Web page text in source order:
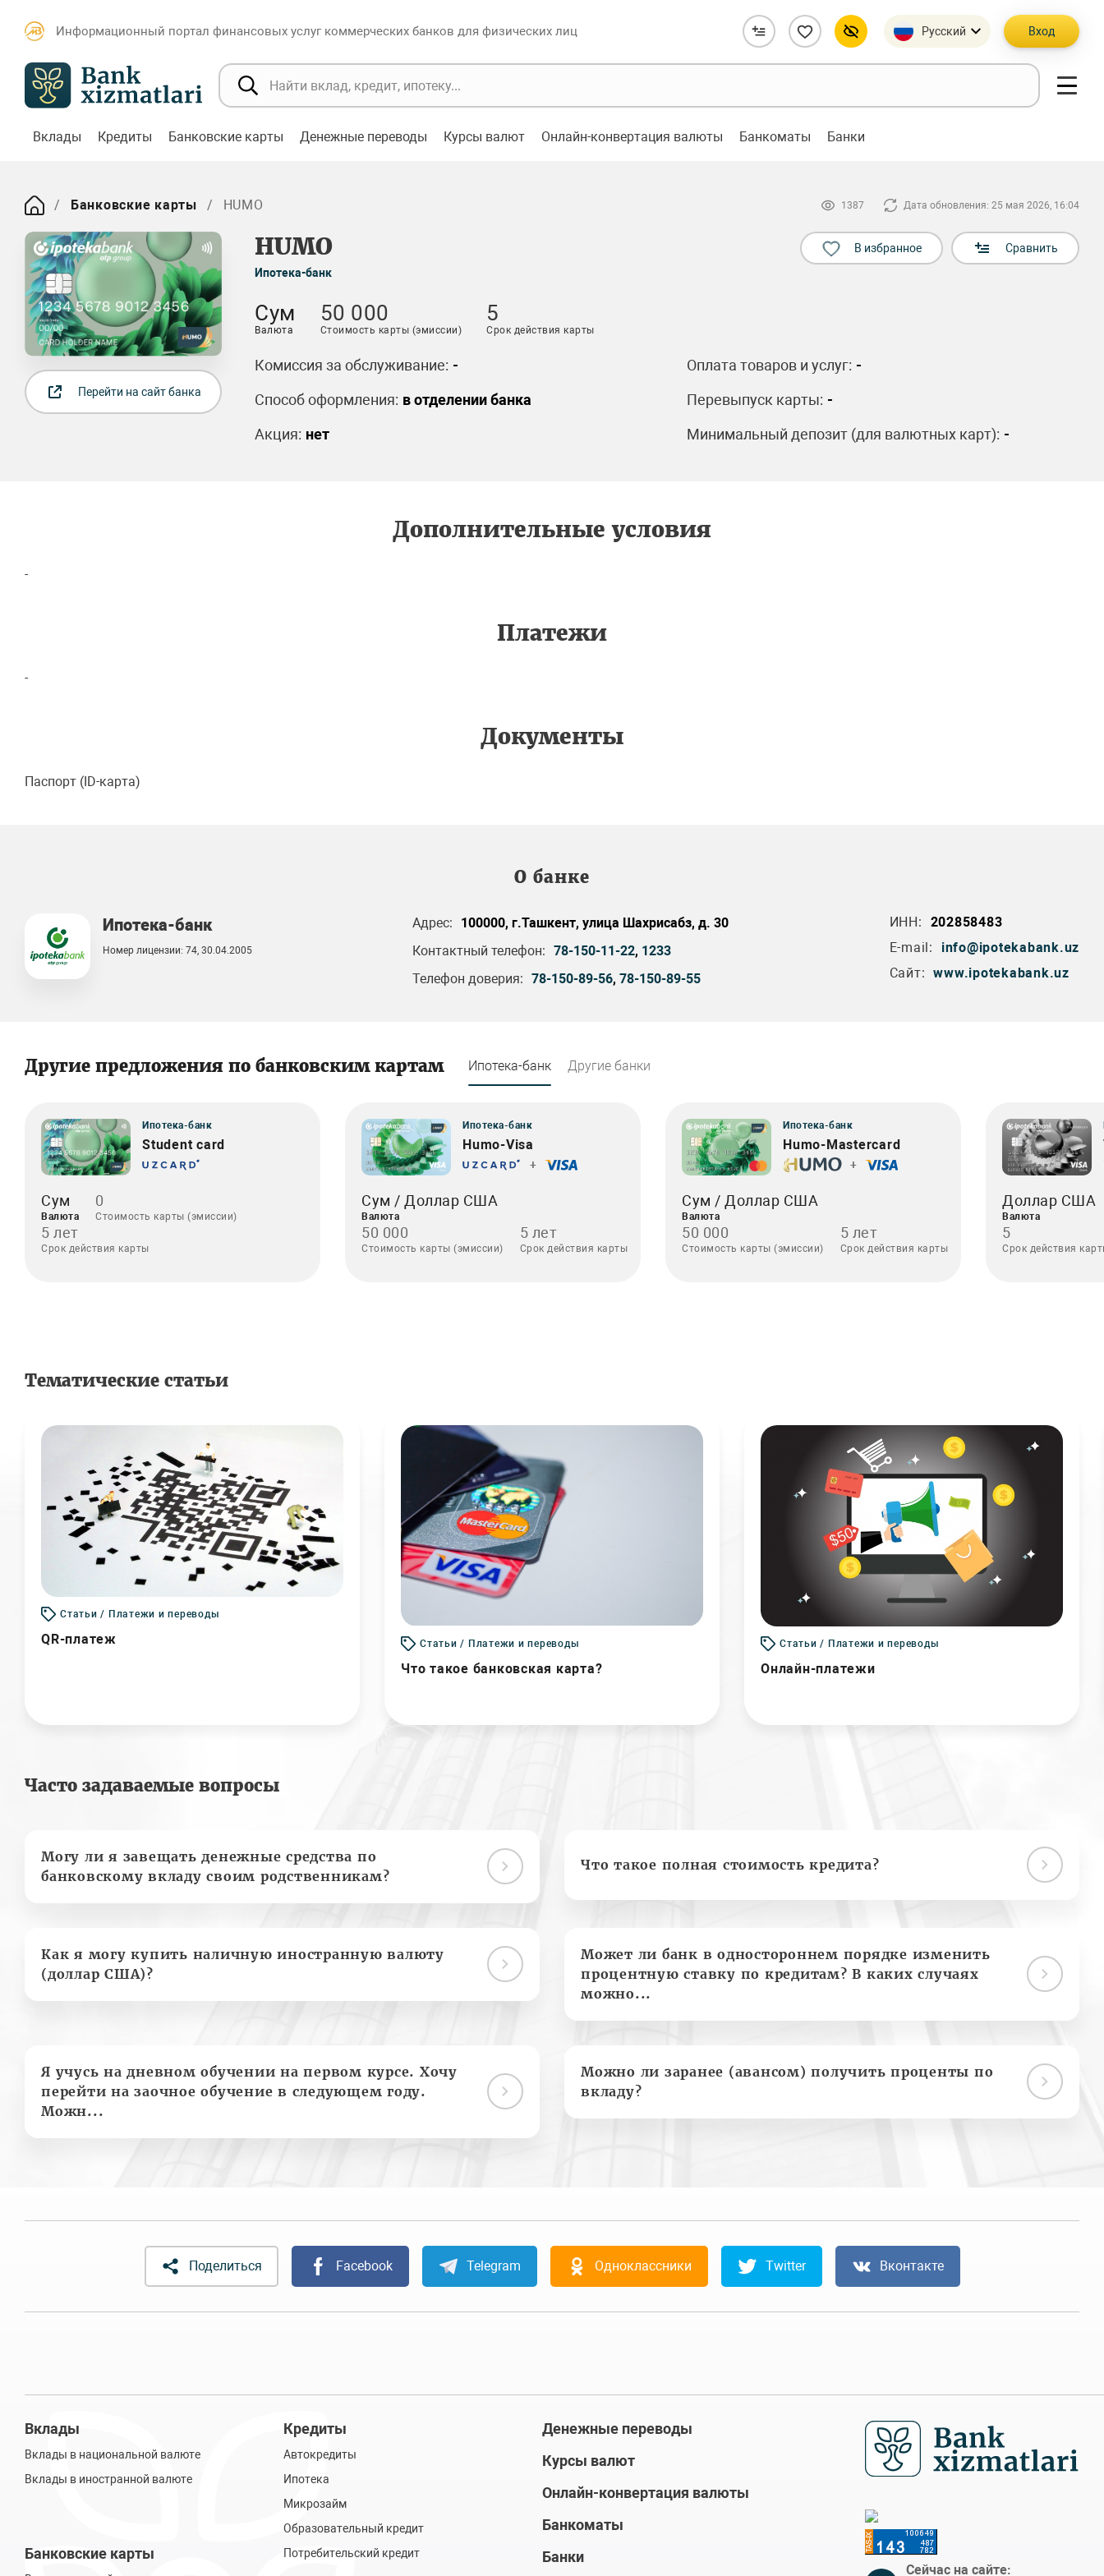
Информационный портал финансовых услуг коммерческих банков для физических лиц Русский Вход
Вклады Кредиты Банковские карты Денежные переводы Курсы валют Онлайн-конвертация валюты Банкоматы Банки
Банковские карты HUMO 1387 Дата обновления: 25 мая 2026, 16:04
HUMO
Ипотека-банк
В избранное Сравнить
Перейти на сайт банка
Сум
Валюта
50 000
Стоимость карты (эмиссии)
5
Срок действия карты
Комиссия за обслуживание: - Оплата товаров и услуг: -
Способ оформления: в отделении банка Перевыпуск карты: -
Акция: нет Минимальный депозит (для валютных карт): -
Дополнительные условия
-
Платежи
-
Документы
Паспорт (ID-карта)
О банке
Ипотека-банк
Номер лицензии: 74, 30.04.2005
Адрес:
100000, г.Ташкент, улица Шахрисабз, д. 30
Контактный телефон: 78-150-11-22, 1233
Телефон доверия: 78-150-89-56,78-150-89-55
ИНН:
202858483
E-mail:
info@ipotekabank.uz
Сайт: www.ipotekabank.uz
Другие предложения по банковским картам Ипотека-банк Другие банки
Ипотека-банк
Student card
Сум
Валюта
0
Стоимость карты (эмиссии)
5 лет
Срок действия карты
Ипотека-банк
Humo-Visa
+
Сум / Доллар США
Валюта
50 000
Стоимость карты (эмиссии)
5 лет
Срок действия карты
Ипотека-банк
Humo-Mastercard
+
Сум / Доллар США
Валюта
50 000
Стоимость карты (эмиссии)
5 лет
Срок действия карты
Доллар США
Валюта
5
Срок действия
Тематические статьи
Статьи / Платежи и переводы
QR-платеж Статьи / Платежи и переводы
Что такое банковская карта?
Статьи / Платежи и переводы
Онлайн-платежи
Часто задаваемые вопросы
Могу ли я завещать денежные средства по
банковскому вкладу своим родственникам?
Что такое полная стоимость кредита?
Как я могу купить наличную иностранную валюту
(доллар США)?
Может ли банк в одностороннем порядке изменить
процентную ставку по кредитам? В каких случаях
можно...
Я учусь на дневном обучении на первом курсе. Хочу
перейти на заочное обучение в следующем году.
Можн...
Можно ли заранее (авансом) получить проценты по
вкладу?
Поделиться Facebook Telegram Одноклассники Twitter Вконтакте
Вклады
Вклады в национальной валюте
Вклады в иностранной валюте
Банковские карты
Кредиты
Автокредиты
Ипотека
Микрозайм
Образовательный кредит
Потребительский кредит
Денежные переводы
Курсы валют
Онлайн-конвертация валюты
Банкоматы
Банки
Сейчас на сайте: